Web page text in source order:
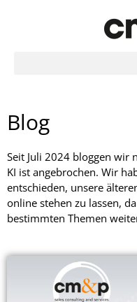
Blog
Seit Juli 2024 bloggen wir
KI ist angebrochen. Wir
entschieden, unsere
online stehen zu lassen,
bestimmten Themen